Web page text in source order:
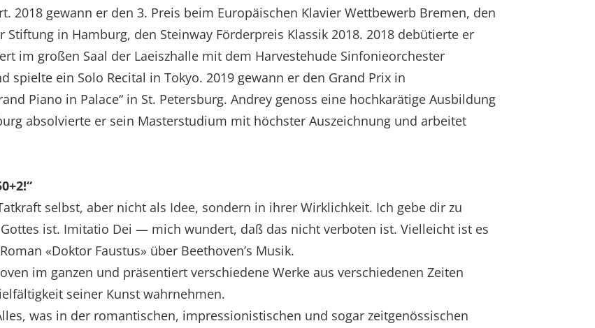
2018 gewann er den 3. Preis beim Europäischen Klavier Wettbewerb Bremen, den
Stiftung in Hamburg, den Steinway Förderpreis Klassik 2018. 2018 debütierte er
im großen Saal der Laeiszhalle mit dem Harvestehude Sinfonieorchester
spielte ein Solo Recital in Tokyo. 2019 gewann er den Grand Prix in
Piano in Palace“ in St. Petersburg. Andrey genoss eine hochkarätige Ausbildung
absolvierte er sein Masterstudium mit höchster Auszeichnung und arbeitet
selbst, aber nicht als Idee, sondern in ihrer Wirklichkeit. Ich gebe dir zu
ist. Imitatio Dei — mich wundert, daß das nicht verboten ist. Vielleicht ist es
«Doktor Faustus» über Beethoven’s Musik.
im ganzen und präsentiert verschiedene Werke aus verschiedenen Zeiten
seiner Kunst wahrnehmen.
was in der romantischen, impressionistischen und sogar zeitgenössischen